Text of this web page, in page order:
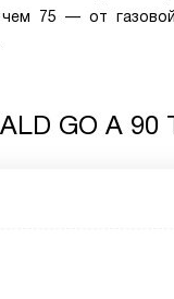
75 — от
GO A 90